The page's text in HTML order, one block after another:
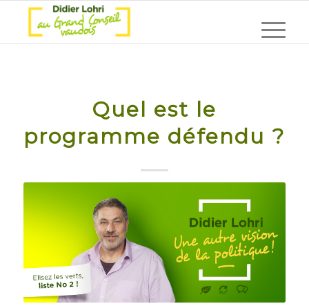
Quel est le
programme défendu ?